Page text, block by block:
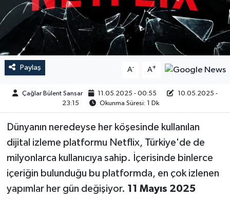
Paylaş A- A+
Çağlar Bülent Sansar 11.05.2025 - 00:55
10.05.2025 -
23:15
Okunma Süresi: 1 Dk
Dünyanın neredeyse her köşesinde kullanılan
dijital izleme platformu Netflix, Türkiye'de de
milyonlarca kullanıcıya sahip. İçerisinde binlerce
içeriğin bulunduğu bu platformda, en çok izlenen
yapımlar her gün değişiyor. 11 Mayıs 2025